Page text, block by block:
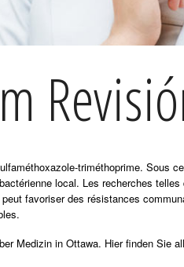
triméthoprime. Sous
local. Les recherches telles
favoriser des résistances
Medizin in Ottawa. Hier finden Sie